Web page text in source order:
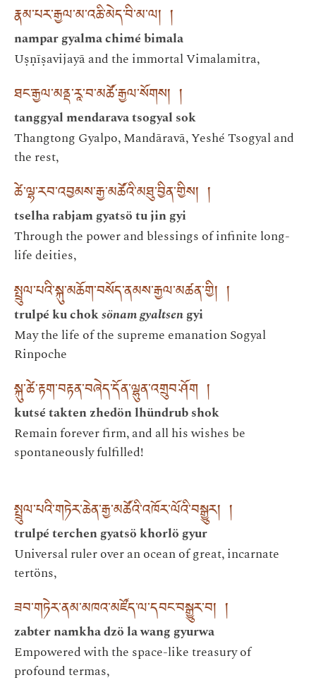
རྣམ་པར་རྒྱལ་མ་འཆི་མེད་བི་མ་ལ། །
nampar gyalma chimé bimala
Uṣṇīṣavijayā and the immortal Vimalamitra,
ཐང་རྒྱལ་མནྡ་རཱ་བ་མཚོ་རྒྱལ་སོགས། །
tanggyal mendarava tsogyal sok
Thangtong Gyalpo, Mandāravā, Yeshé Tsogyal and
the rest,
ཚེ་ལྷ་རབ་འབྱམས་རྒྱ་མཚོའི་མཐུ་བྱིན་གྱིས། །
tselha rabjam gyatsö tu jin gyi
Through the power and blessings of infinite long-
life deities,
སྤྲུལ་པའི་སྐུ་མཆོག་བསོད་ནམས་རྒྱལ་མཚན་གྱི། །
trulpé ku choksönam gyaltsengyi
May the life of the supreme emanation Sogyal
Rinpoche
སྐུ་ཚེ་རྟག་བརྟན་བཞེད་དོན་ལྷུན་འགྲུབ་ཤོག །
kutsé takten zhedön lhündrub shok
Remain forever firm, and all his wishes be
spontaneously fulfilled!
སྤྲུལ་པའི་གཏེར་ཆེན་རྒྱ་མཚོའི་འཁོར་ལོའི་བསྒྱུར། །
trulpé terchen gyatsö khorlö gyur
Universal ruler over an ocean of great, incarnate
tertöns,
ཟབ་གཏེར་ནམ་མཁའ་མཛོད་ལ་དབང་བསྒྱུར་བ། །
zabter namkha dzö la wang gyurwa
Empowered with the space-like treasury of
profound termas,